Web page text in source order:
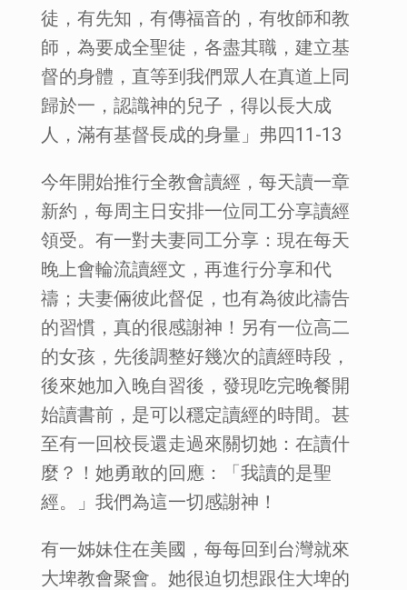
徒，有先知，有傳福音的，有牧師和教
師，為要成全聖徒，各盡其職，建立基
督的身體，直等到我們眾人在真道上同
歸於一，認識神的兒子，得以長大成
人，滿有基督長成的身量」弗四11-13
今年開始推行全教會讀經，每天讀一章
新約，每周主日安排一位同工分享讀經
領受。有一對夫妻同工分享：現在每天
晚上會輪流讀經文，再進行分享和代
禱；夫妻倆彼此督促，也有為彼此禱告
的習慣，真的很感謝神！另有一位高二
的女孩，先後調整好幾次的讀經時段，
後來她加入晚自習後，發現吃完晚餐開
始讀書前，是可以穩定讀經的時間。甚
至有一回校長還走過來關切她：在讀什
麼？！她勇敢的回應：「我讀的是聖
經。」我們為這一切感謝神！
有一姊妹住在美國，每每回到台灣就來
大埤教會聚會。她很迫切想跟住大埤的